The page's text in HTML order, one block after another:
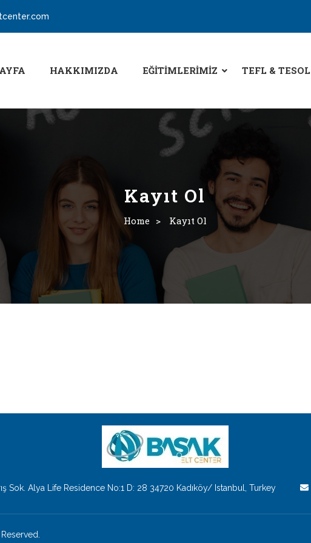
HAKKIMIZDA EĞITIMLERIMIZ TEFL & TESOL
Kayıt Ol
Home > Kayıt Ol
Sok. Alya Life Residence No:1 D: 28 34720 Kadıköy/ Istanbul, Turkey